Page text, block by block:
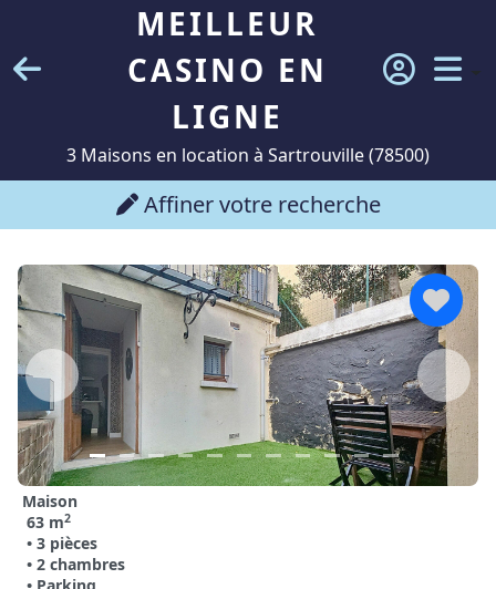
MEILLEUR
CASINO EN
LIGNE
3 Maisons en location à Sartrouville (78500)
Affiner votre recherche
Maison
63 m2
• 3 pièces
• 2 chambres